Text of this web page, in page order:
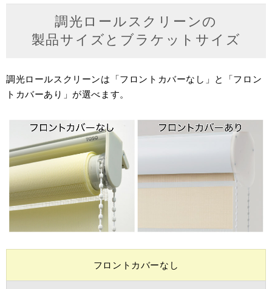
調光ロールスクリーンの
製品サイズとブラケットサイズ
調光ロールスクリーンは「フロントカバーなし」と「フロン
トカバーあり」が選べます。
フロントカバーなし